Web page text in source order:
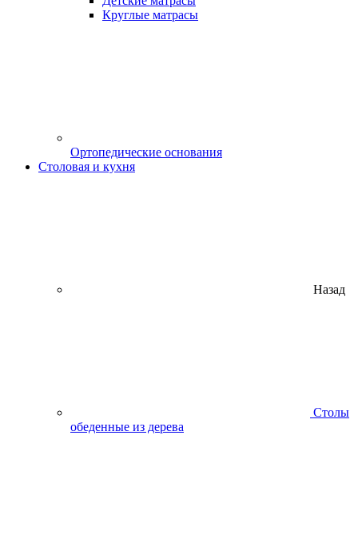
Круглые матрасы
Ортопедические основания
Столовая и кухня
Назад
Столы
обеденные из дерева